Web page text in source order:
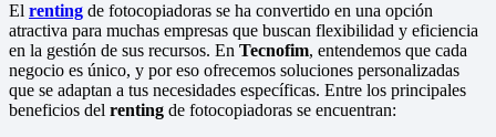
El renting de fotocopiadoras se ha convertido en una opción
atractiva para muchas empresas que buscan flexibilidad y eficiencia
en la gestión de sus recursos. En Tecnofim, entendemos que cada
negocio es único, y por eso ofrecemos soluciones personalizadas
que se adaptan a tus necesidades específicas. Entre los principales
beneficios del renting de fotocopiadoras se encuentran: